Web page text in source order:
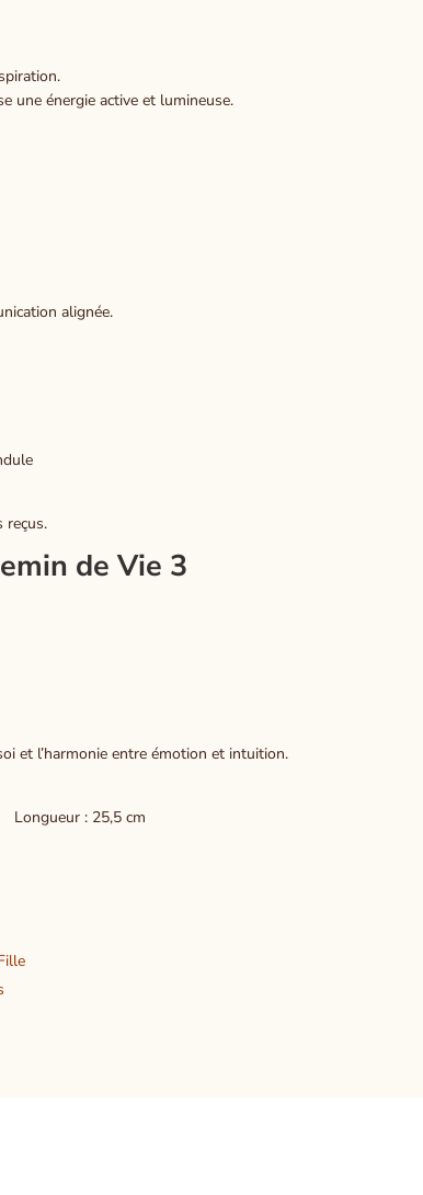
une énergie active et lumineuse.
alignée.
reçus.
de Vie 3
et l’harmonie entre émotion et intuition.
:
: 22